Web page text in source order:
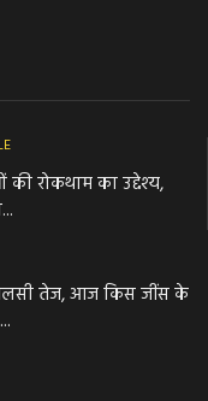
की रोकथाम का उद्देश्य,
अलसी तेज, आज किस जींस के